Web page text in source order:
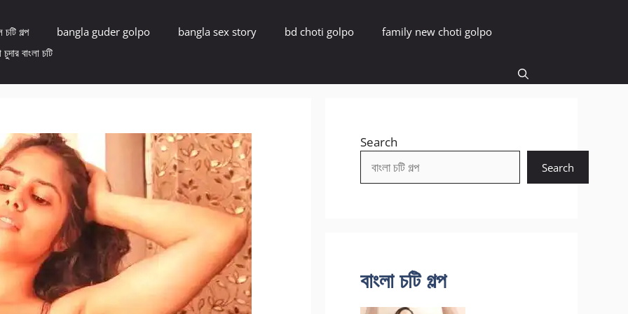
চটি গল্প bangla guder golpo bangla sex story bd choti golpo
family new choti golpo
চুদার বাংলা চটি
Search
Search
বাংলা চটি গল্প